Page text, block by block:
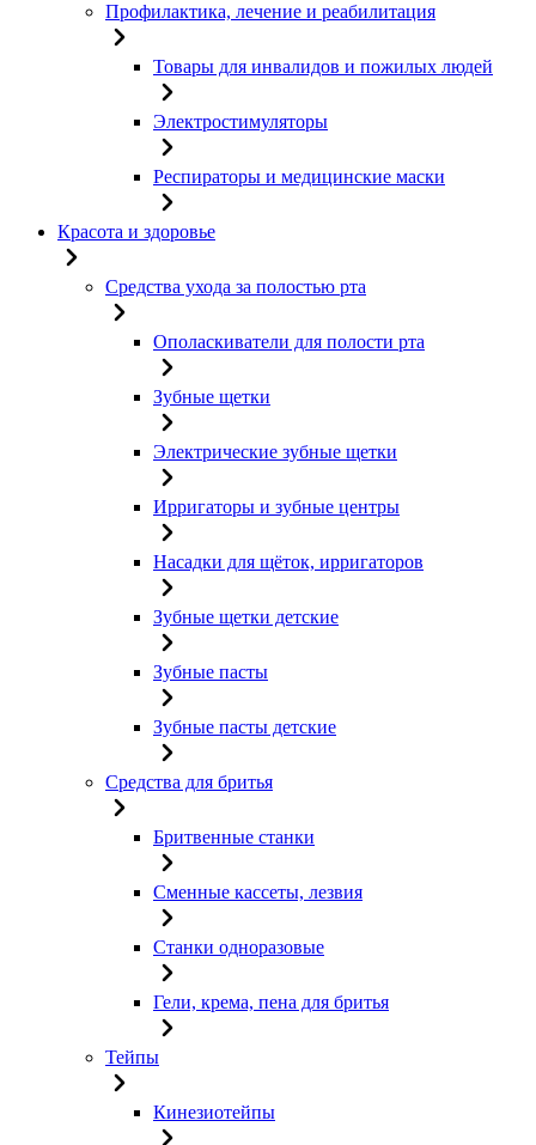
Профилактика, лечение и реабилитация
Товары для инвалидов и пожилых людей
Электростимуляторы
Респираторы и медицинские маски
Красота и здоровье
Средства ухода за полостью рта
Ополаскиватели для полости рта
Зубные щетки
Электрические зубные щетки
Ирригаторы и зубные центры
Насадки для щёток, ирригаторов
Зубные щетки детские
Зубные пасты
Зубные пасты детские
Средства для бритья
Бритвенные станки
Сменные кассеты, лезвия
Станки одноразовые
Гели, крема, пена для бритья
Тейпы
Кинезиотейпы